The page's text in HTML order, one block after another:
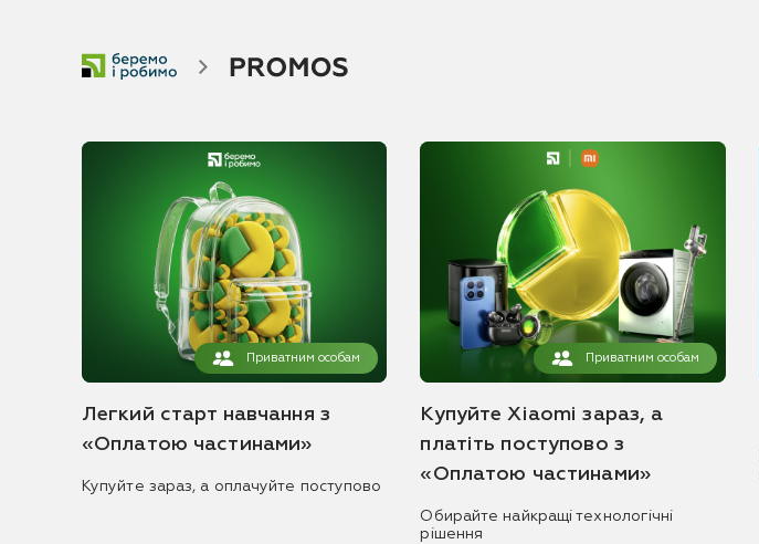
Приватним особам
Легкий старт навчання з
«Оплатою частинами»
Купуйте зараз, а оплачуйте поступово
Приватним особам
Купуйте Xiaomi зараз, а
платіть поступово з
«Оплатою частинами»
Обирайте найкращі технологічні
рішення